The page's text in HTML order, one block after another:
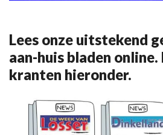
Lees onze uitstekend
aan-huis bladen
kranten hieronder.